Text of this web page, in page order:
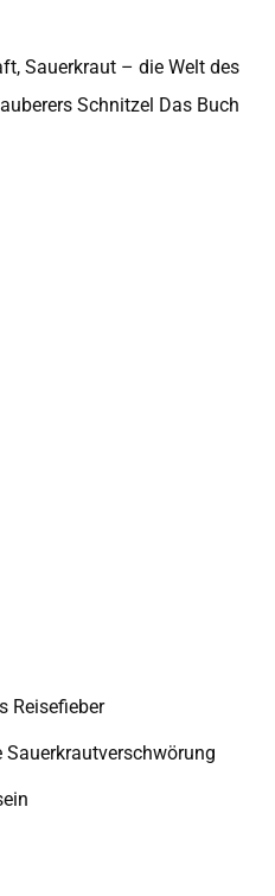
Sauerkraut – die Welt des
Schnitzel Das Buch
Reisefieber